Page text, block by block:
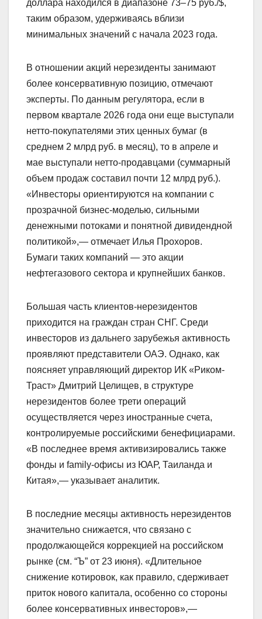
доллара находился в диапазоне 73–75 руб./$,
таким образом, удерживаясь вблизи
минимальных значений с начала 2023 года.
В отношении акций нерезиденты занимают
более консервативную позицию, отмечают
эксперты. По данным регулятора, если в
первом квартале 2026 года они еще выступали
нетто-покупателями этих ценных бумаг (в
среднем 2 млрд руб. в месяц), то в апреле и
мае выступали нетто-продавцами (суммарный
объем продаж составил почти 12 млрд руб.).
«Инвесторы ориентируются на компании с
прозрачной бизнес-моделью, сильными
денежными потоками и понятной дивидендной
политикой»,— отмечает Илья Прохоров.
Бумаги таких компаний — это акции
нефтегазового сектора и крупнейших банков.
Большая часть клиентов-нерезидентов
приходится на граждан стран СНГ. Среди
инвесторов из дальнего зарубежья активность
проявляют представители ОАЭ. Однако, как
поясняет управляющий директор ИК «Риком-
Траст» Дмитрий Целищев, в структуре
нерезидентов более трети операций
осуществляется через иностранные счета,
контролируемые российскими бенефициарами.
«В последнее время активизировались также
фонды и family-офисы из ЮАР, Таиланда и
Китая»,— указывает аналитик.
В последние месяцы активность нерезидентов
значительно снижается, что связано с
продолжающейся коррекцией на российском
рынке (см. “Ъ” от 23 июня). «Длительное
снижение котировок, как правило, сдерживает
приток нового капитала, особенно со стороны
более консервативных инвесторов»,—